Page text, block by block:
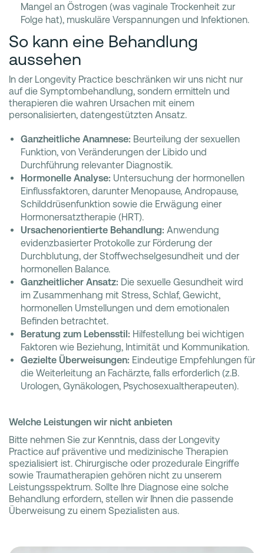
Mangel an Östrogen (was vaginale Trockenheit zur
Folge hat), muskuläre Verspannungen und Infektionen.
So kann eine Behandlung
aussehen
In der Longevity Practice beschränken wir uns nicht nur
auf die Symptombehandlung, sondern ermitteln und
therapieren die wahren Ursachen mit einem
personalisierten, datengestützten Ansatz.
Ganzheitliche Anamnese: Beurteilung der sexuellen
Funktion, von Veränderungen der Libido und
Durchführung relevanter Diagnostik.
Hormonelle Analyse: Untersuchung der hormonellen
Einflussfaktoren, darunter Menopause, Andropause,
Schilddrüsenfunktion sowie die Erwägung einer
Hormonersatztherapie (HRT).
Ursachenorientierte Behandlung: Anwendung
evidenzbasierter Protokolle zur Förderung der
Durchblutung, der Stoffwechselgesundheit und der
hormonellen Balance.
Ganzheitlicher Ansatz: Die sexuelle Gesundheit wird
im Zusammenhang mit Stress, Schlaf, Gewicht,
hormonellen Umstellungen und dem emotionalen
Befinden betrachtet.
Beratung zum Lebensstil: Hilfestellung bei wichtigen
Faktoren wie Beziehung, Intimität und Kommunikation.
Gezielte Überweisungen: Eindeutige Empfehlungen für
die Weiterleitung an Fachärzte, falls erforderlich (z.B.
Urologen, Gynäkologen, Psychosexualtherapeuten).
Welche Leistungen wir nicht anbieten
Bitte nehmen Sie zur Kenntnis, dass der Longevity
Practice auf präventive und medizinische Therapien
spezialisiert ist. Chirurgische oder prozedurale Eingriffe
sowie Traumatherapien gehören nicht zu unserem
Leistungsspektrum. Sollte Ihre Diagnose eine solche
Behandlung erfordern, stellen wir Ihnen die passende
Überweisung zu einem Spezialisten aus.